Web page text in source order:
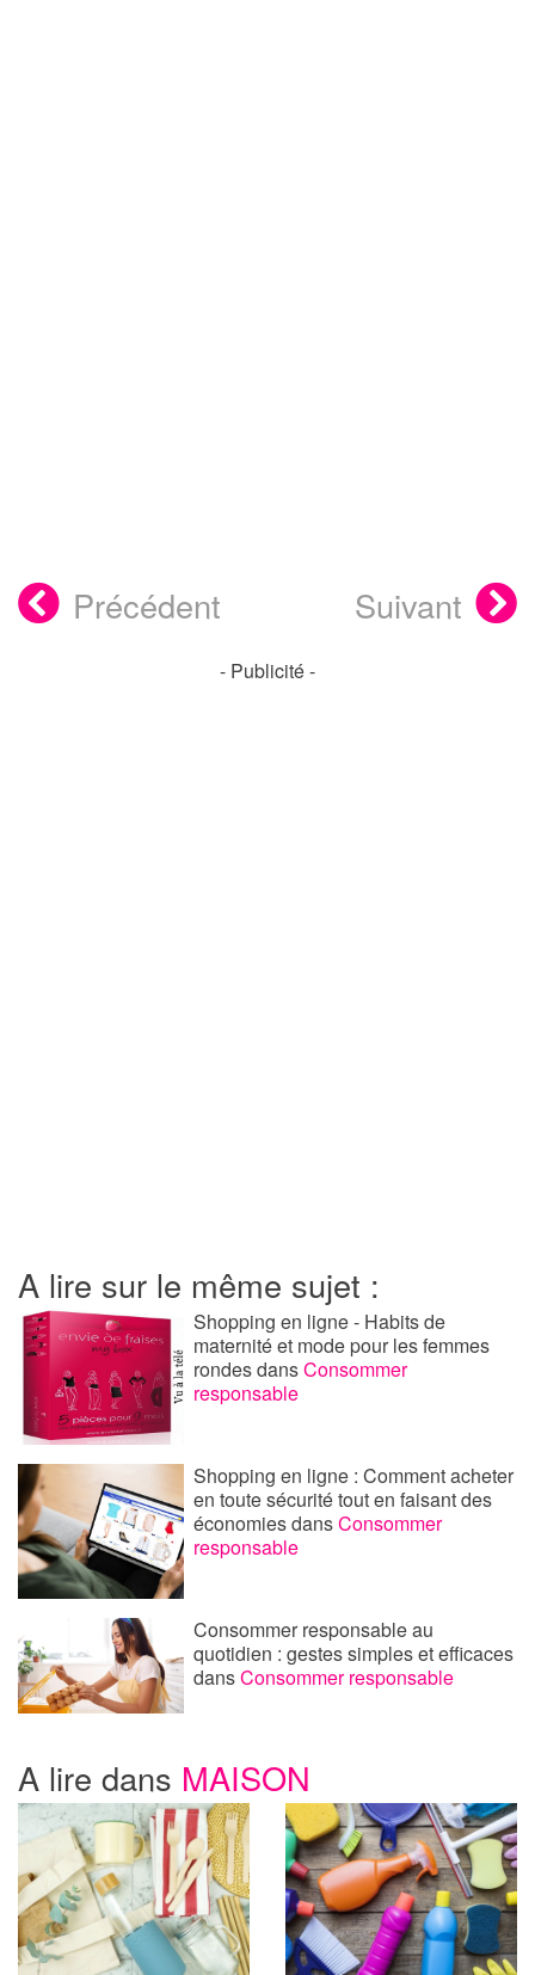
Précédent Suivant
- Publicité -
A lire sur le même sujet :
Shopping en ligne - Habits de
maternité et mode pour les femmes
rondesdansConsommer
responsable
Shopping en ligne : Comment acheter
en toute sécurité tout en faisant des
économiesdansConsommer
responsable
Consommer responsable au
quotidien : gestes simples et efficaces
dansConsommer responsable
A lire dans MAISON